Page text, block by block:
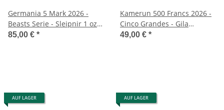
Germania 5 Mark 2026 -
Beasts Serie - Sleipnir 1 oz. -
in Kapsel
85,00 € *
Kamerun 500 Francs 2026 -
Cinco Grandes - Gila
Monster
49,00 € *
AUF LAGER AUF LAGER